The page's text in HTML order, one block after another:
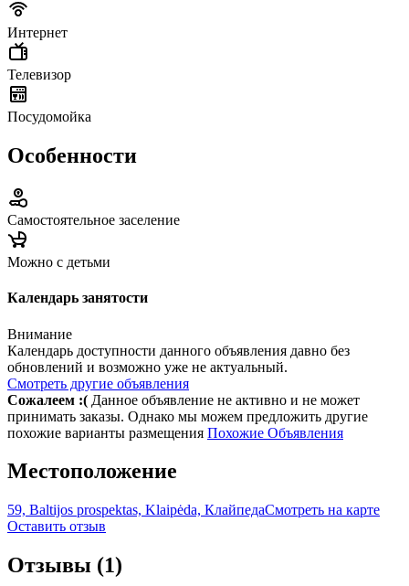
Интернет
Телевизор
Посудомойка
Особенности
Самостоятельное заселение
Можно с детьми
Календарь занятости
Внимание
Календарь доступности данного объявления давно без
обновлений и возможно уже не актуальный.
Смотреть другие объявления
Сожалеем :( Данное объявление не активно и не может
принимать заказы. Однако мы можем предложить другие
похожие варианты размещения Похожие Объявления
Местоположение
59, Baltijos prospektas, Klaipėda, КлайпедаСмотреть на карте
Оставить отзыв
Отзывы (1)